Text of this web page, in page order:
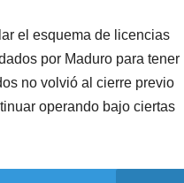
el esquema de licencias
por Maduro para tener
no volvió al cierre previo
operando bajo ciertas